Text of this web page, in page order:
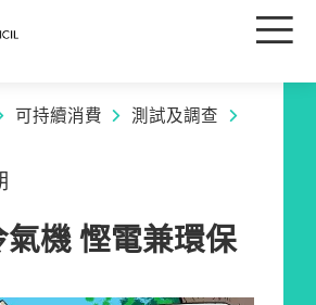
目
可持續消費 測試及調查
機 慳電兼環保